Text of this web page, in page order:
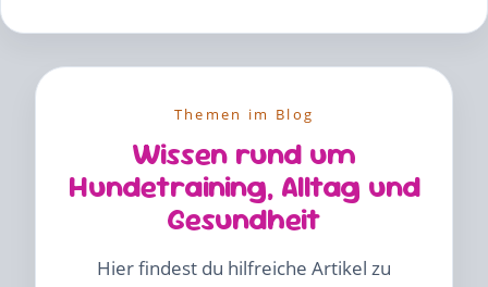
Themen im Blog
Wissen rund um
Hundetraining, Alltag und
Gesundheit
Hier findest du hilfreiche Artikel zu